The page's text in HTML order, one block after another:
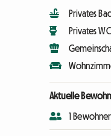
Privates
Privates WC
Aktuelle
1 Bewohner